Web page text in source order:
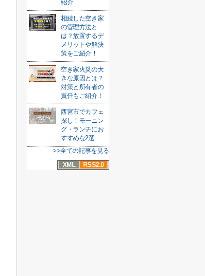
紹介
相続した空き家
の管理方法と
は？放置するデ
メリットや解決
策をご紹介！
空き家火災の大
きな原因とは？
対策と所有者の
責任もご紹介！
西宮市でカフェ
探し！モーニン
グ・ランチにお
すすめな2選
>>全ての記事を見る
XML
RSS2.0